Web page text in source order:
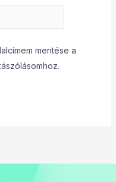
mentése a